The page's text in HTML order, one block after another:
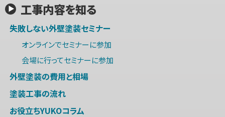
工事内容を知る
失敗しない外壁塗装セミナー
オンラインでセミナーに参加
会場に行ってセミナーに参加
外壁塗装の費用と相場
塗装工事の流れ
お役立ちYUKOコラム